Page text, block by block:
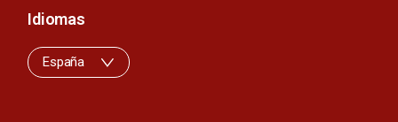
Idiomas
España